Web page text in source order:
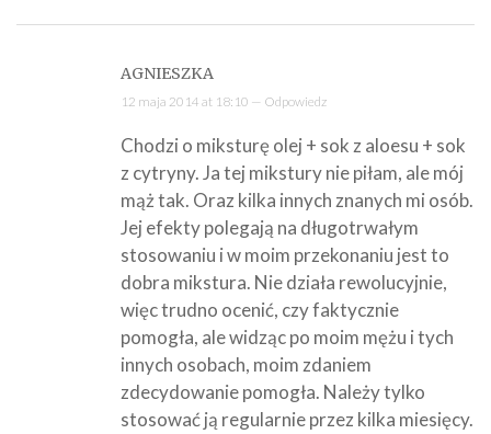
AGNIESZKA
12 maja 2014 at 18:10 — Odpowiedz
Chodzi o miksturę olej + sok z aloesu + sok
z cytryny. Ja tej mikstury nie piłam, ale mój
mąż tak. Oraz kilka innych znanych mi osób.
Jej efekty polegają na długotrwałym
stosowaniu i w moim przekonaniu jest to
dobra mikstura. Nie działa rewolucyjnie,
więc trudno ocenić, czy faktycznie
pomogła, ale widząc po moim mężu i tych
innych osobach, moim zdaniem
zdecydowanie pomogła. Należy tylko
stosować ją regularnie przez kilka miesięcy.